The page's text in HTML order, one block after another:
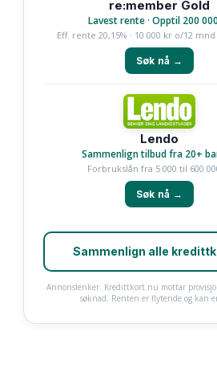
re:member Gold
Lavest rente · Opptil 200
Eff. rente 20,15% · 10 000 kr o/12
Søk nå →
Lendo
Sammenlign tilbud fra 20+
Forbrukslån fra 5 000 til 600
Søk nå →
Sammenlign alle
Annonslenker. Kredittkort.nu mottar
søknad. Renten er flytende og kan